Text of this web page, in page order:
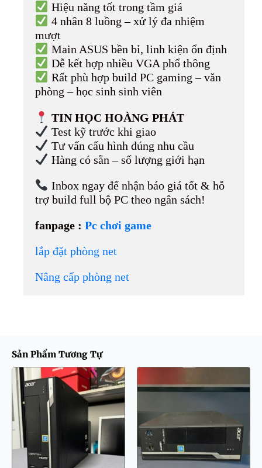
Hiệu năng tốt trong tầm giá
4 nhân 8 luồng – xử lý đa nhiệm
mượt
Main ASUS bền bỉ, linh kiện ổn định
Dễ kết hợp nhiều VGA phổ thông
Rất phù hợp build PC gaming – văn
phòng – học sinh sinh viên
TIN HỌC HOÀNG PHÁT
Test kỹ trước khi giao
Tư vấn cấu hình đúng nhu cầu
Hàng có sẵn – số lượng giới hạn
Inbox ngay để nhận báo giá tốt & hỗ
trợ build full bộ PC theo ngân sách!
fanpage : Pc chơi game
lắp đặt phòng net
Nâng cấp phòng net
Sản Phẩm Tương Tự